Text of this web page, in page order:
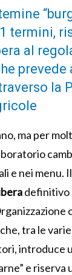
termini,
al
prevede
la
ma per
e nei menu.
definitivo
tra le
introduce
e riserva